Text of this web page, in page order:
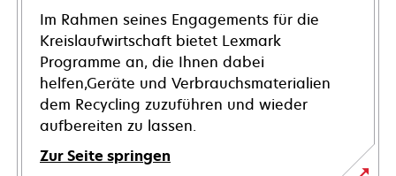
Im Rahmen seines Engagements für die
Kreislaufwirtschaft bietet Lexmark
Programme an, die Ihnen dabei
helfen,Geräte und Verbrauchsmaterialien
dem Recycling zuzuführen und wieder
aufbereiten zu lassen.
Zur Seite springen